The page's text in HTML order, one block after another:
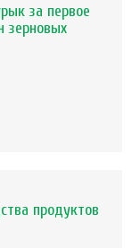
за первое
зерновых
продуктов